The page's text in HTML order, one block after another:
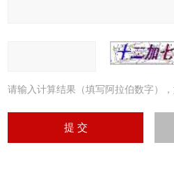
请输入计算结果（填写阿拉伯数字）